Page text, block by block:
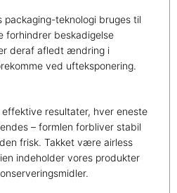
packaging-teknologi bruges til
forhindrer beskadigelse
deraf afledt ændring i
ved ufteksponering.
resultater, hver eneste
– formlen forbliver stabil
frisk. Takket være airless
indeholder vores produkter